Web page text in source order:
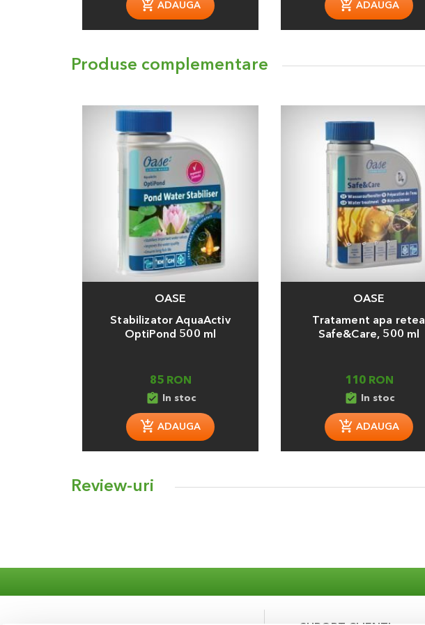
ADAUGA ADAUGA
Produse complementare
OASE
Stabilizator AquaActiv
OptiPond 500 ml
85 RON
assignment_turned_in In stoc
ADAUGA
OASE
Tratament apa retea
Safe&Care, 500 ml
110 RON
assignment_turned_in In stoc
ADAUGA
Review-uri